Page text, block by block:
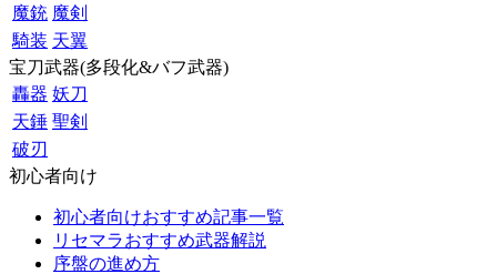
魔銃 魔剣
騎装 天翼
宝刀武器(多段化&バフ武器)
轟器 妖刀
天錘 聖剣
破刃
初心者向け
初心者向けおすすめ記事一覧
リセマラおすすめ武器解説
序盤の進め方